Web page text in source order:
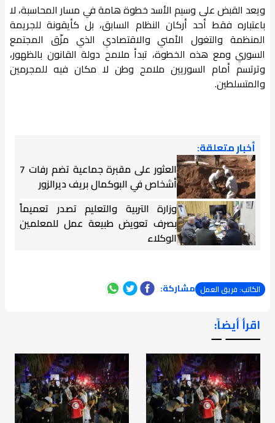
ويعد القبض على وسيم الأسد خطوة هامة في مسار المحاسبة، لا
باعتباره فقط أحد أركان النظام السابق، بل كأيقونة للجريمة
المنظمة والتغول الأمني والاقتصادي الذي مزّق المجتمع
السوري ومع هذه الخطوة، تبدأ ملامح دولة القانون بالظهور،
وترتسم أمام السوريين ملامح وطن لا مكان فيه للمجرمين
والمتسلطين.
أخبار متعلقة:
العثور على مقبرة جماعية تضم رفات 7
أشخاص في البوكمال بريف ديرالزور
وزارة التربية والتعليم تصدر تعميماً
بصرف تعويض طبيعة عمل للمعلمين
الوكلاء
الكاتب: فريق العمل مشاركة:
اقرأ أيضاً:
ـــــــ ــ